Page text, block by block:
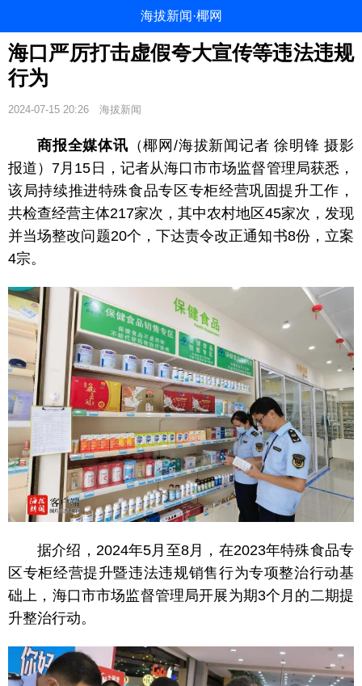
海拔新闻·椰网
海口严厉打击虚假夸大宣传等违法违规
行为
2024-07-15 20:26 海拔新闻
商报全媒体讯 （椰网/海拔新闻记者 徐明锋 摄影
报道）7月15日，记者从海口市市场监督管理局获悉，
该局持续推进特殊食品专区专柜经营巩固提升工作，
共检查经营主体217家次，其中农村地区45家次，发现
并当场整改问题20个，下达责令改正通知书8份，立案
4宗。
据介绍，2024年5月至8月，在2023年特殊食品专
区专柜经营提升暨违法违规销售行为专项整治行动基
础上，海口市市场监督管理局开展为期3个月的二期提
升整治行动。